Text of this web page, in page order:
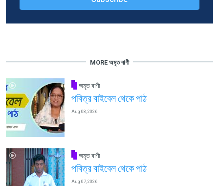
MORE অমৃত বাণী
অমৃত বাণী
পবিত্র বাইবেল থেকে পাঠ
Aug 08, 2026
অমৃত বাণী
পবিত্র বাইবেল থেকে পাঠ
Aug 07, 2026